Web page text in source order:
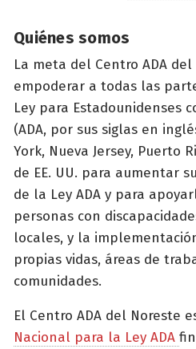
Quiénes somos
La meta del Centro ADA
empoderar a todas las
Ley para Estadounidenses
(ADA, por sus siglas en
York, Nueva Jersey, Puerto
de EE. UU. para aumentar
de la Ley ADA y para
personas con
locales, y la
propias vidas, áreas de
comunidades.
El Centro ADA del Noreste
Nacional para la Ley ADA